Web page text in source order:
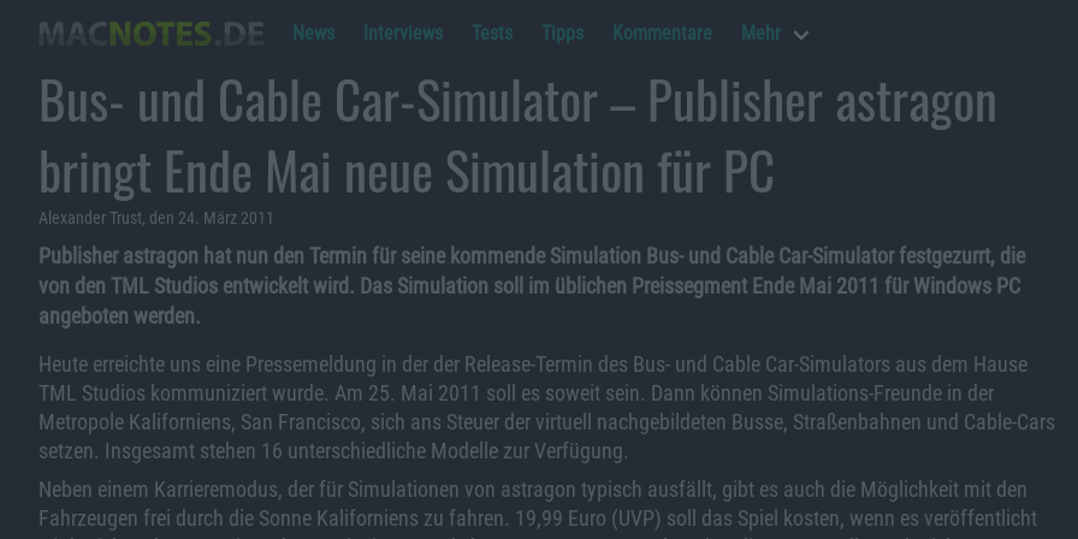
News Interviews Tests Tipps Kommentare Mehr
Bus- und Cable Car-Simulator – Publisher astragon
bringt Ende Mai neue Simulation für PC
Alexander Trust, den 24. März 2011
Publisher astragon hat nun den Termin für seine kommende Simulation Bus- und Cable Car-Simulator festgezurrt, die
von den TML Studios entwickelt wird. Das Simulation soll im üblichen Preissegment Ende Mai 2011 für Windows PC
angeboten werden.
Heute erreichte uns eine Pressemeldung in der der Release-Termin des Bus- und Cable Car-Simulators aus dem Hause
TML Studios kommuniziert wurde. Am 25. Mai 2011 soll es soweit sein. Dann können Simulations-Freunde in der
Metropole Kaliforniens, San Francisco, sich ans Steuer der virtuell nachgebildeten Busse, Straßenbahnen und Cable-Cars
setzen. Insgesamt stehen 16 unterschiedliche Modelle zur Verfügung.
Neben einem Karrieremodus, der für Simulationen von astragon typisch ausfällt, gibt es auch die Möglichkeit mit den
Fahrzeugen frei durch die Sonne Kaliforniens zu fahren. 19,99 Euro (UVP) soll das Spiel kosten, wenn es veröffentlicht